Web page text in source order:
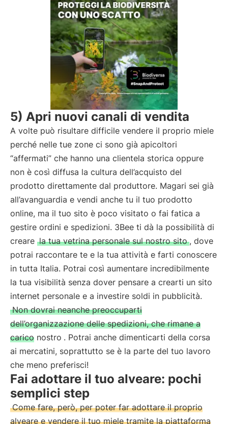
5) Apri nuovi canali di vendita
A volte può risultare difficile vendere il proprio miele
perché nelle tue zone ci sono già apicoltori
“affermati” che hanno una clientela storica oppure
non è così diffusa la cultura dell’acquisto del
prodotto direttamente dal produttore. Magari sei già
all’avanguardia e vendi anche tu il tuo prodotto
online, ma il tuo sito è poco visitato o fai fatica a
gestire ordini e spedizioni. 3Bee ti dà la possibilità di
creare la tua vetrina personale sul nostro sito , dove
potrai raccontare te e la tua attività e farti conoscere
in tutta Italia. Potrai così aumentare incredibilmente
la tua visibilità senza dover pensare a crearti un sito
internet personale e a investire soldi in pubblicità.
Non dovrai neanche preoccuparti
dell’organizzazione delle spedizioni, che rimane a
carico nostro . Potrai anche dimenticarti della corsa
ai mercatini, soprattutto se è la parte del tuo lavoro
che meno preferisci!
Fai adottare il tuo alveare: pochi
semplici step
Come fare, però, per poter far adottare il proprio
alveare e vendere il tuo miele tramite la piattaforma